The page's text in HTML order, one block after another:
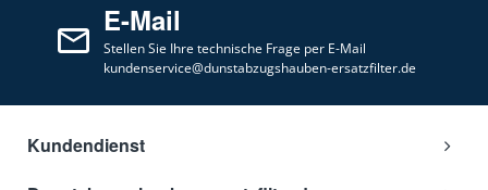
E-Mail
Stellen Sie Ihre technische Frage per E-Mail
kundenservice@dunstabzugshauben-ersatzfilter.de
Kundendienst